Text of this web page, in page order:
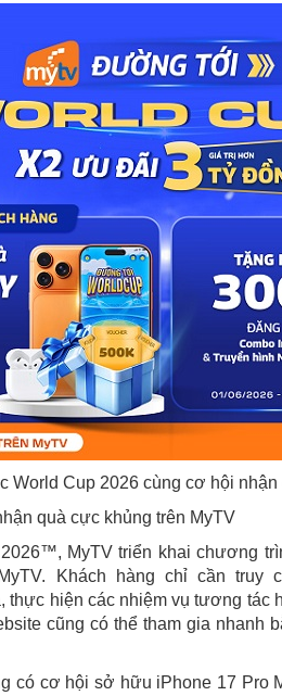
World Cup 2026 cùng cơ hội
quà cực khủng trên MyTV
MyTV triển khai chương
Khách hàng chỉ cần truy
thực hiện các nhiệm vụ tương
cũng có thể tham gia nhanh
có cơ hội sở hữu iPhone 17 Pro